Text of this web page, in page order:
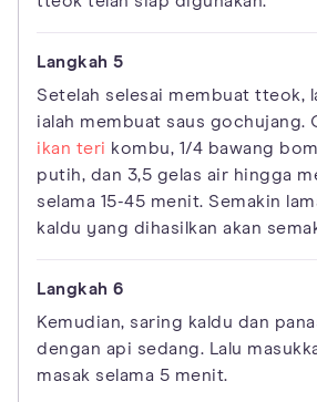
Setelah selesai membuat tteok,
ialah membuat saus gochujang.
ikan teri kombu, 1/4 bawang
putih, dan 3,5 gelas air hingga
selama 15-45 menit. Semakin
kaldu yang dihasilkan akan
Kemudian, saring kaldu dan
dengan api sedang. Lalu
masak selama 5 menit.